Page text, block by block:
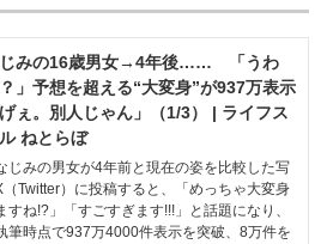
みの16歳男女→4年後…… 「うわ
」予想を超える“大変身”が937万表示
げぇ。別人じゃん」（1/3） | ライフス
ねとらぼ
じみの男女が4年前と現在の姿を比較した写
（Twitter）に投稿すると、「めっちゃ大変身
すね!?」「すごすぎます!!!」と話題になり、
筆時点で937万4000件表示を突破、8万件を